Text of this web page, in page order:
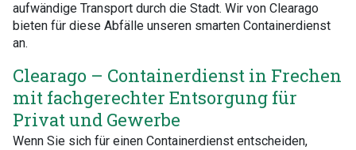
aufwändige Transport durch die Stadt. Wir von Clearago
bieten für diese Abfälle unseren smarten Containerdienst
an.
Clearago – Containerdienst in Frechen
mit fachgerechter Entsorgung für
Privat und Gewerbe
Wenn Sie sich für einen Containerdienst entscheiden,